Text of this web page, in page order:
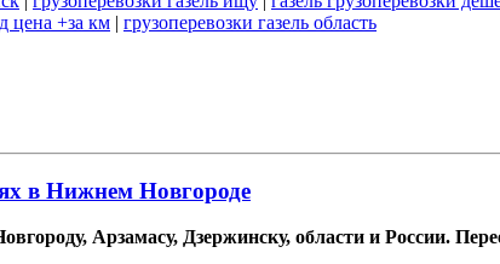
цена +за км | грузоперевозки газель область
в Нижнем Новгороде
Арзамасу, Дзержинску, области и России.